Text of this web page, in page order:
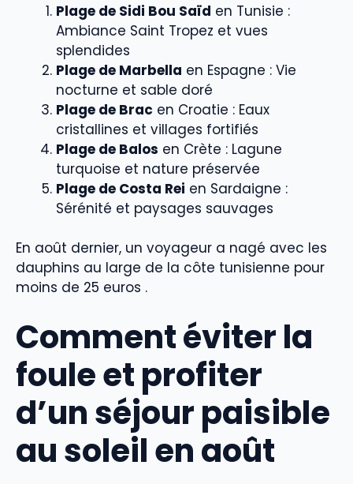
Plage de Sidi Bou Saïd en Tunisie :
Ambiance Saint Tropez et vues
splendides
Plage de Marbella en Espagne : Vie
nocturne et sable doré
Plage de Brac en Croatie : Eaux
cristallines et villages fortifiés
Plage de Balos en Crète : Lagune
turquoise et nature préservée
Plage de Costa Rei en Sardaigne :
Sérénité et paysages sauvages
En août dernier, un voyageur a nagé avec les
dauphins au large de la côte tunisienne pour
moins de 25 euros .
Comment éviter la
foule et profiter
d’un séjour paisible
au soleil en août